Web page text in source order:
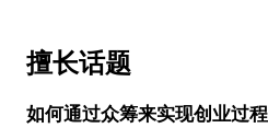
擅长话题
如何通过众筹来实现创业过